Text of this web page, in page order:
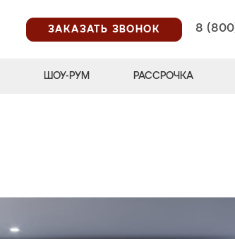
ЗАКАЗАТЬ ЗВОНОК
8
ШОУ-РУМ РАССРОЧКА